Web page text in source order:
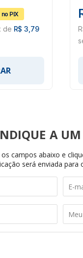
de R$ 3,79
os campos abaixo e
será enviada para